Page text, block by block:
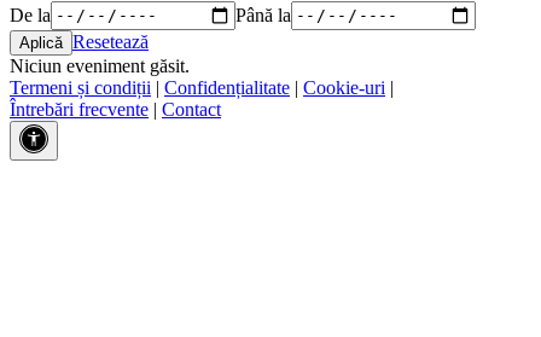
De la
Până la
Resetează
Niciun eveniment găsit.
Termeni și condiții | Confidențialitate | Cookie-uri |
Întrebări frecvente | Contact